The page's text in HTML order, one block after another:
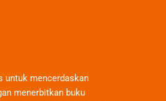
untuk mencerdaskan
menerbitkan buku